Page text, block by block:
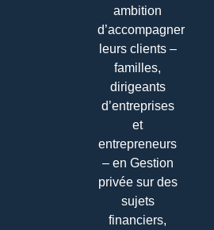
ambition
d’accompagner
leurs clients –
familles,
dirigeants
d’entreprises
et
entrepreneurs
– en Gestion
privée sur des
sujets
financiers,